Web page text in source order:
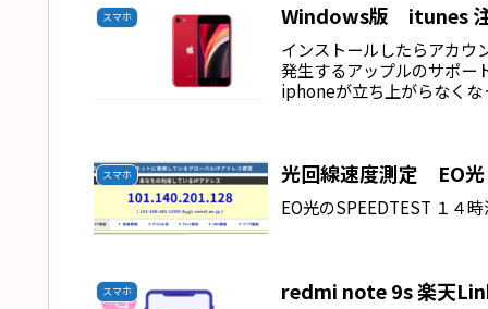
スマホ Windows版 itunes
インストールしたらアカウ
発生するアップルのサポー
iphoneが立ち上がらなくな
スマホ 光回線速度測定 EO光
EO光のSPEEDTEST １
スマホ redmi note 9s 楽天